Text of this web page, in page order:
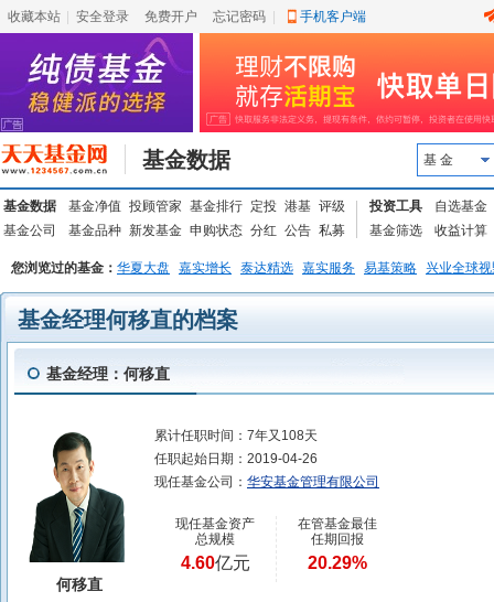
收藏本站 安全登录 免费开户 忘记密码 手机客户端
基金数据 基 金
基金数据 基金净值 投顾管家 基金排行 定投 港基 评级
基金公司
基金品种 新发基金 申购状态 分红 公告 私募
投资工具
自选基金
基金筛选
收益计算
您浏览过的基金： 华夏大盘 嘉实增长 泰达精选 嘉实服务 易基策略 兴业全球
基金经理何移直的档案
基金经理：何移直
何移直
累计任职时间： 7年又108天
任职起始日期： 2019-04-26
现任基金公司： 华安基金管理有限公司
现任基金资产
总规模
4.60亿元
在管基金最佳
任期回报
20.29%